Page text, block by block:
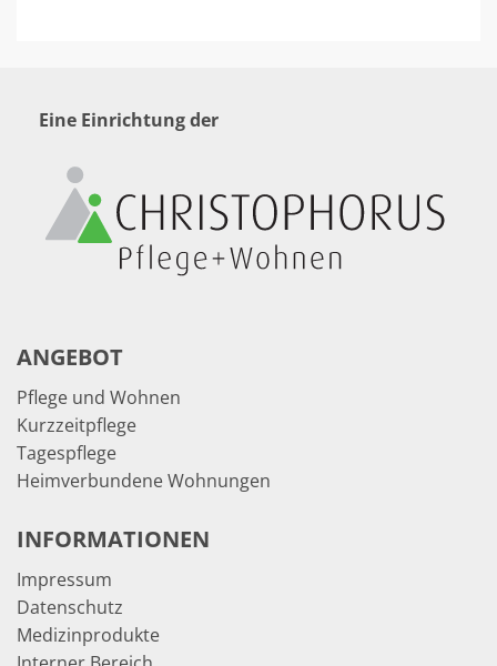
Eine Einrichtung der
ANGEBOT
Pflege und Wohnen
Kurzzeitpflege
Tagespflege
Heimverbundene Wohnungen
INFORMATIONEN
Impressum
Datenschutz
Medizinprodukte